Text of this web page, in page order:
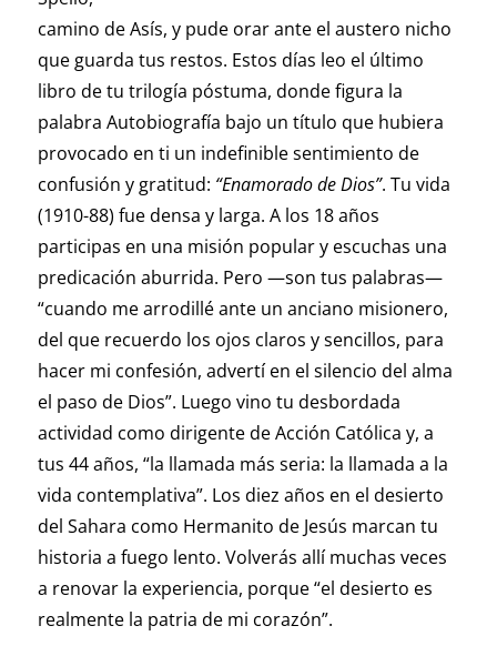
camino de Asís, y pude orar ante el austero nicho
que guarda tus restos. Estos días leo el último
libro de tu trilogía póstuma, donde figura la
palabra Autobiografía bajo un título que hubiera
provocado en ti un indefinible sentimiento de
confusión y gratitud: “Enamorado de Dios”. Tu vida
(1910-88) fue densa y larga. A los 18 años
participas en una misión popular y escuchas una
predicación aburrida. Pero —son tus palabras—
“cuando me arrodillé ante un anciano misionero,
del que recuerdo los ojos claros y sencillos, para
hacer mi confesión, advertí en el silencio del alma
el paso de Dios”. Luego vino tu desbordada
actividad como dirigente de Acción Católica y, a
tus 44 años, “la llamada más seria: la llamada a la
vida contemplativa”. Los diez años en el desierto
del Sahara como Hermanito de Jesús marcan tu
historia a fuego lento. Volverás allí muchas veces
a renovar la experiencia, porque “el desierto es
realmente la patria de mi corazón”.